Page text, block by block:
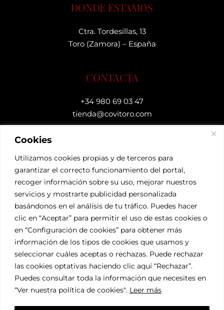
Cookies
Utilizamos cookies propias y de terceros para
garantizar el correcto funcionamiento del portal,
recoger información sobre su uso, mejorar nuestros
servicios y mostrarte publicidad personalizada
basándonos en el análisis de tu tráfico. Puedes hacer
clic en “Aceptar” para permitir el uso de estas cookies o
en “Configuración de cookies” para obtener más
información de los tipos de cookies que usamos y
seleccionar cuáles aceptas o rechazas. Puede rechazar
las cookies optativas haciendo clic aquí “Rechazar”.
Puedes consultar toda la información que necesites en
“Ver nuestra política de cookies". Leer más
DONDE ESTAMOS
Ctra. Tordesillas, 13
Toro (Zamora) – España
CONTACTA
+34 980 69 03 47
tienda@covitoro.com
Accede a nuestros
Certificados
SÍGUENOS
© COVITORO